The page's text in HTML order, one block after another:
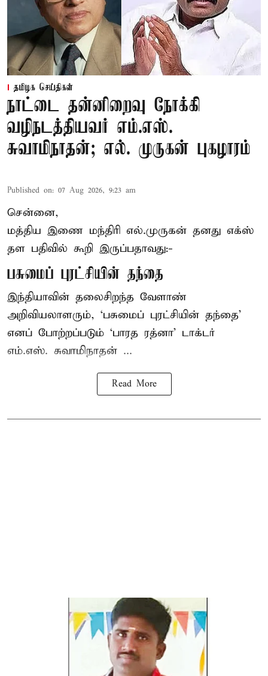
தமிழக செய்திகள்
நாட்டை தன்னிறைவு நோக்கி
வழிநடத்தியவர் எம்.எஸ்.
சுவாமிநாதன்; எல். முருகன் புகழாரம்
Published on: 07 Aug 2026, 9:23 am
சென்னை,
மத்திய இணை மந்திரி எல்.முருகன் தனது எக்ஸ்
தள பதிவில் கூறி இருப்பதாவது:-
பசுமைப் புரட்சியின் தந்தை
இந்தியாவின் தலைசிறந்த வேளாண்
அறிவியலாளரும், ‘பசுமைப் புரட்சியின் தந்தை’
எனப் போற்றப்படும் ‘பாரத ரத்னா’ டாக்டர்
எம்.எஸ். சுவாமிநாதன் ...
Read More